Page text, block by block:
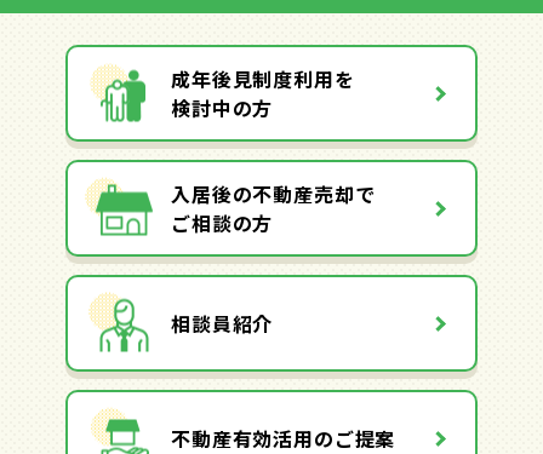
成年後見制度利用を
検討中の方
入居後の不動産売却で
ご相談の方
相談員紹介
不動産有効活用のご提案